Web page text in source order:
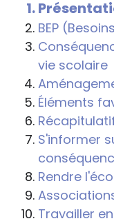
passe pas
diagnostic en
Cette
chacun, dans
particulier,
compte la
maladie ou
enfant.
La
web
BEP
vie scolaire
Éléments
S'informer
Rendre
Travailler